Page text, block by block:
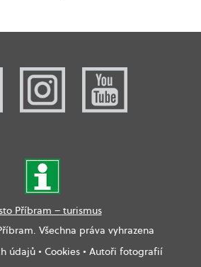
Příbram – turismus
Všechna práva vyhrazena
údajů• Cookies• Autoři fotografií